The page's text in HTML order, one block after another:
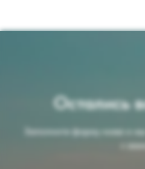
Остались
Заполните форму ниже и
с